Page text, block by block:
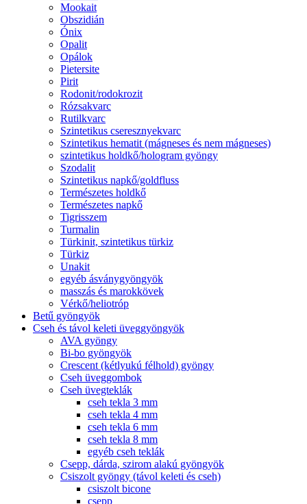
Mookait
Obszidián
Ónix
Opalit
Opálok
Pietersite
Pirit
Rodonit/rodokrozit
Rózsakvarc
Rutilkvarc
Szintetikus cseresznyekvarc
Szintetikus hematit (mágneses és nem mágneses)
szintetikus holdkő/hologram gyöngy
Szodalit
Szintetikus napkő/goldfluss
Természetes holdkő
Természetes napkő
Tigrisszem
Turmalin
Türkinit, szintetikus türkiz
Türkiz
Unakit
egyéb ásványgyöngyök
masszás és marokkövek
Vérkő/heliotróp
Betű gyöngyök
Cseh és távol keleti üveggyöngyök
AVA gyöngy
Bi-bo gyöngyök
Crescent (kétlyukú félhold) gyöngy
Cseh üveggombok
Cseh üvegteklák
cseh tekla 3 mm
cseh tekla 4 mm
cseh tekla 6 mm
cseh tekla 8 mm
egyéb cseh teklák
Csepp, dárda, szirom alakú gyöngyök
Csiszolt gyöngy (távol keleti és cseh)
csiszolt bicone
csepp